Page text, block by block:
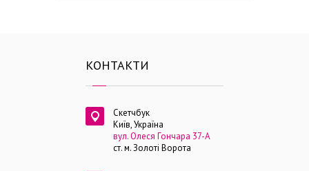
КОНТАКТИ
Скетчбук
Київ, Україна
вул. Олеся Гончара 37-А
ст. м. Золоті Ворота